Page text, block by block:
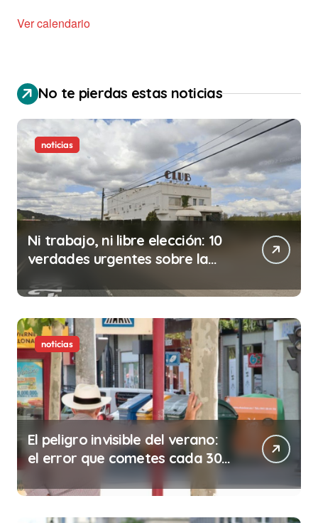
Ver calendario
No te pierdas estas noticias
noticias
Ni trabajo, ni libre elección: 10
verdades urgentes sobre la
noticias
El peligro invisible del verano:
el error que cometes cada 30
minutos en tu trabajo (y la
ilegalidad que te puede costar
la vida)